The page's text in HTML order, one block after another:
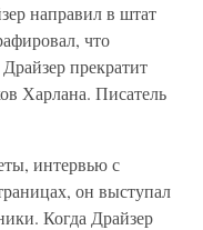
направил в штат
что
прекратит
Харлана. Писатель
интервью с
он выступал
Когда Драйзер